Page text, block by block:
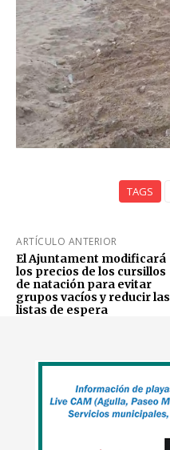
TAGS
ARTÍCULO ANTERIOR
El Ajuntament modificará
los precios de los cursillos
de natación para evitar
grupos vacíos y reducir las
listas de espera